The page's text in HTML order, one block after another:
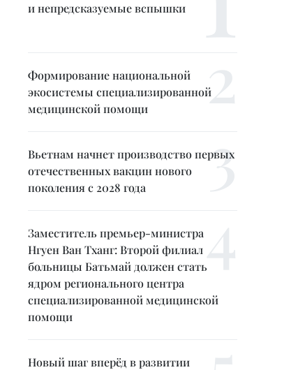
и непредсказуемые вспышки
Формирование национальной
экосистемы специализированной
медицинской помощи
Вьетнам начнет производство первых
отечественных вакцин нового
поколения с 2028 года
Заместитель премьер-министра
Нгуен Ван Тханг: Второй филиал
больницы Батьмай должен стать
ядром регионального центра
специализированной медицинской
помощи
Новый шаг вперёд в развитии